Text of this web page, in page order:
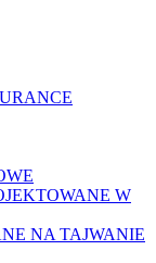
W
NA TAJWANIE